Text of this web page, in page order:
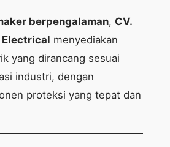
berpengalaman, CV.
Electrical menyediakan
yang dirancang sesuai
industri, dengan
proteksi yang tepat dan